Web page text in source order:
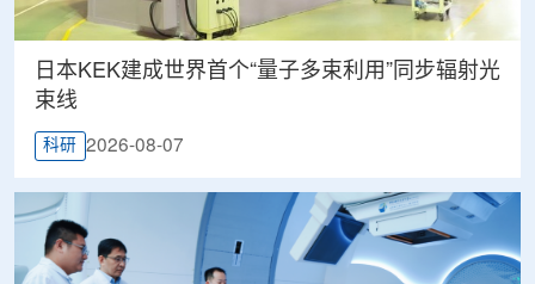
日本KEK建成世界首个“量子多束利用”同步辐射光
束线
科研 2026-08-07